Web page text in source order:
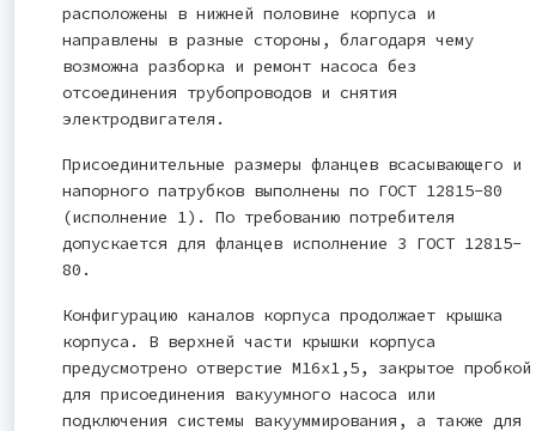
расположены в нижней половине корпуса и
направлены в разные стороны, благодаря чему
возможна разборка и ремонт насоса без
отсоединения трубопроводов и снятия
электродвигателя.
Присоединительные размеры фланцев всасывающего и
напорного патрубков выполнены по ГОСТ 12815-80
(исполнение 1). По требованию потребителя
допускается для фланцев исполнение 3 ГОСТ 12815-
80.
Конфигурацию каналов корпуса продолжает крышка
корпуса. В верхней части крышки корпуса
предусмотрено отверстие М16х1,5, закрытое пробкой
для присоединения вакуумного насоса или
подключения системы вакууммирования, а также для